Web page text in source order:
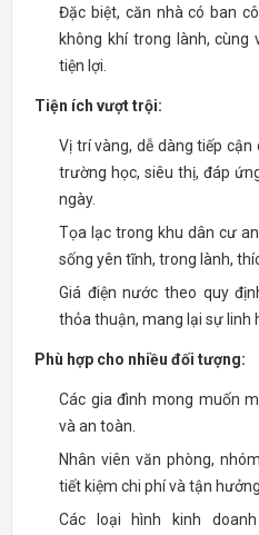
Đặc biệt, căn nhà có ban
không khí trong lành, cùng
tiện lợi.
Tiện ích vượt trội:
Vị trí vàng, dễ dàng tiếp
trường học, siêu thị, đáp
ngày.
Tọa lạc trong khu dân cư
sống yên tĩnh, trong lành,
Giá điện nước theo quy
thỏa thuận, mang lại sự linh
Phù hợp cho nhiều đối tượng:
Các gia đình mong muốn
và an toàn.
Nhân viên văn phòng,
tiết kiệm chi phí và tận
Các loại hình kinh